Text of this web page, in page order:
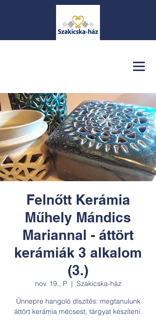
Felnőtt Kerámia
Műhely Mándics
Mariannal - áttört
kerámiák 3 alkalom
(3.)
nov. 19., P
  |
Szakicska-ház
Ünnepre hangoló díszítés: megtanulunk
áttört kerámia mécsest, tárgyat készíteni.